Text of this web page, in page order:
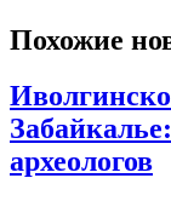
Похожие
археологов